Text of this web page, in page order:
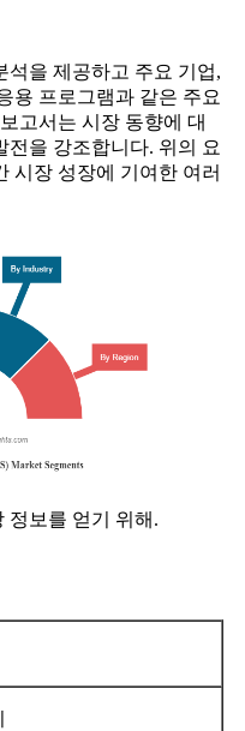
석을 제공하고 주요 기업,
용 프로그램과 같은 주요
고서는 시장 동향에 대
전을 강조합니다. 위의 요
시장 성장에 기여한 여러
정보를 얻기 위해.